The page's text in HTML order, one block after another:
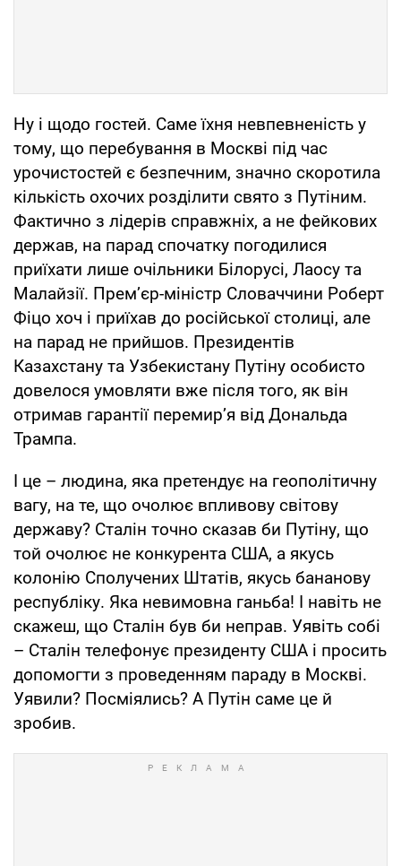
Ну і щодо гостей. Саме їхня невпевненість у
тому, що перебування в Москві під час
урочистостей є безпечним, значно скоротила
кількість охочих розділити свято з Путіним.
Фактично з лідерів справжніх, а не фейкових
держав, на парад спочатку погодилися
приїхати лише очільники Білорусі, Лаосу та
Малайзії. Прем’єр-міністр Словаччини Роберт
Фіцо хоч і приїхав до російської столиці, але
на парад не прийшов. Президентів
Казахстану та Узбекистану Путіну особисто
довелося умовляти вже після того, як він
отримав гарантії перемир’я від Дональда
Трампа.
І це – людина, яка претендує на геополітичну
вагу, на те, що очолює впливову світову
державу? Сталін точно сказав би Путіну, що
той очолює не конкурента США, а якусь
колонію Сполучених Штатів, якусь бананову
республіку. Яка невимовна ганьба! І навіть не
скажеш, що Сталін був би неправ. Уявіть собі
– Сталін телефонує президенту США і просить
допомогти з проведенням параду в Москві.
Уявили? Посміялись? А Путін саме це й
зробив.